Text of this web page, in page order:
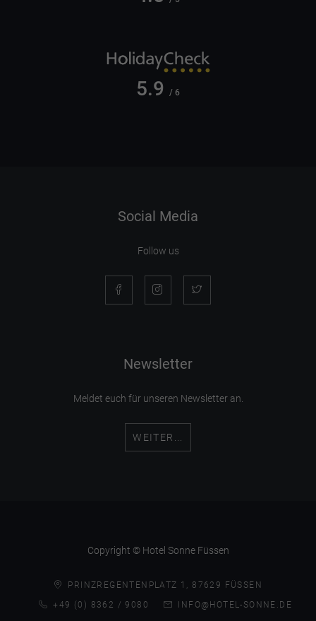
5.9 / 6
Social Media
Follow us
Newsletter
Meldet euch für unseren Newsletter an.
WEITER...
Copyright © Hotel Sonne Füssen
PRINZREGENTENPLATZ 1, 87629 FÜSSEN
+49 (0) 8362 / 9080
INFO@HOTEL-SONNE.DE